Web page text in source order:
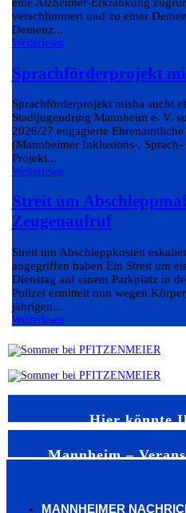
verschlimmert und zu einer
Demenz...
Weiterlesen
Sprachförderprojekt
Sprachförderprojekt misha sucht
Stadtjugendring Mannheim e. V.
2026/27 engagierte
(Mannheimer Inklusions-,
Projekt...
Weiterlesen
Streit um
Zeugenaufruf
Streit um Abschleppkosten
angegriffen haben Ein Streit um
Dienstag auf einem Parkplatz in
Polizei ermittelt nun wegen
jährigen...
Weiterlesen
Hier könnte
Mannheim –
MANNHEIMER